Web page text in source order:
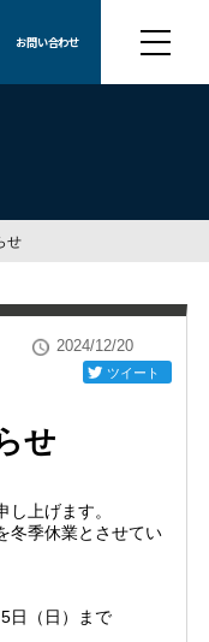
お問い合わせ
せ
2024/12/20
ツイート
せ
上げます。
冬季休業とさせてい
日（日）まで